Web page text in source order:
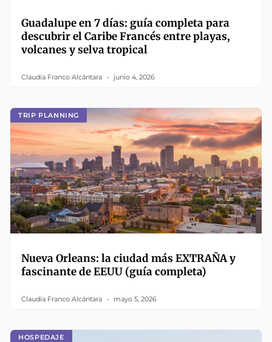
Guadalupe en 7 días: guía completa para
descubrir el Caribe Francés entre playas,
volcanes y selva tropical
Claudia Franco Alcántara junio 4, 2026
TRIP PLANNING
Nueva Orleans: la ciudad más EXTRAÑA y
fascinante de EEUU (guía completa)
Claudia Franco Alcántara mayo 5, 2026
HOSPEDAJE